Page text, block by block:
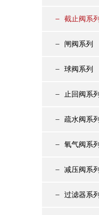
截止阀系列
闸阀系列
球阀系列
止回阀系列
疏水阀系列
氧气阀系列
减压阀系列
过滤器系列